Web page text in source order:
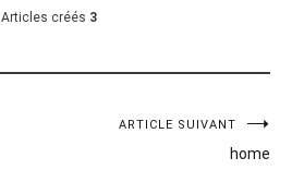
Articles créés 3
ARTICLE SUIVANT
home